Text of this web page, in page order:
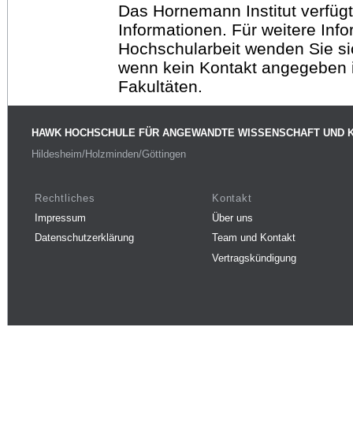
Das Hornemann Institut
Informationen. Für weitere
Hochschularbeit wenden Sie
wenn kein Kontakt
Fakultäten.
HAWK HOCHSCHULE FÜR ANGEWANDTE WISSENSCHAFT UND
Hildesheim/Holzminden/Göttingen
Rechtliches
Impressum
Datenschutzerklärung
Kontakt
Über uns
Team und Kontakt
Vertragskündigung